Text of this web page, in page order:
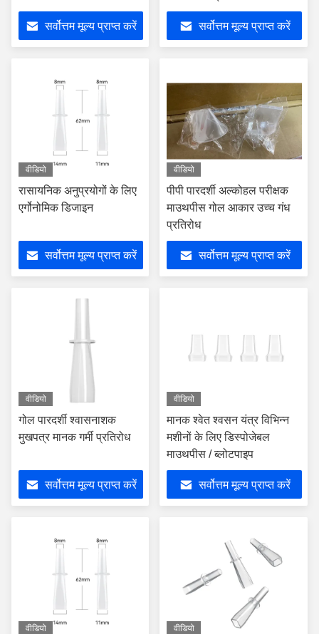
सर्वोत्तम मूल्य प्राप्त करें सर्वोत्तम मूल्य प्राप्त करें
वीडियो
रासायनिक अनुप्रयोगों के लिए
एर्गोनोमिक डिजाइन
सर्वोत्तम मूल्य प्राप्त करें
वीडियो
पीपी पारदर्शी अल्कोहल परीक्षक
माउथपीस गोल आकार उच्च गंध
प्रतिरोध
सर्वोत्तम मूल्य प्राप्त करें
वीडियो
गोल पारदर्शी श्वासनाशक
मुखपत्र मानक गर्मी प्रतिरोध
सर्वोत्तम मूल्य प्राप्त करें
वीडियो
मानक श्वेत श्वसन यंत्र विभिन्न
मशीनों के लिए डिस्पोजेबल
माउथपीस / ब्लोटपाइप
सर्वोत्तम मूल्य प्राप्त करें
वीडियो वीडियो